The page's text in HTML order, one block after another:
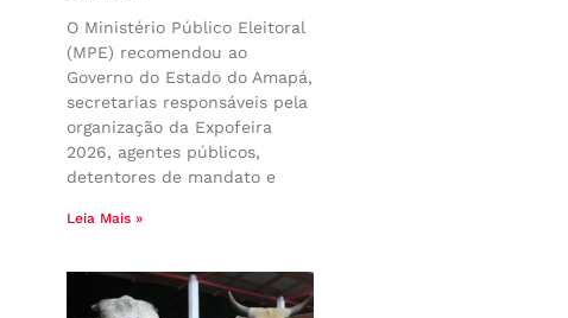
O Ministério Público Eleitoral
(MPE) recomendou ao
Governo do Estado do Amapá,
secretarias responsáveis pela
organização da Expofeira
2026, agentes públicos,
detentores de mandato e
Leia Mais »